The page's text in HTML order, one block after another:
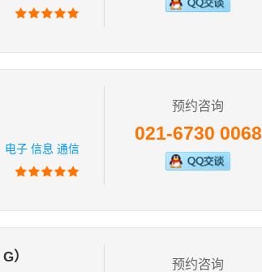
电子 信息 通信
预约咨询
021-6730 0068
） 预约咨询